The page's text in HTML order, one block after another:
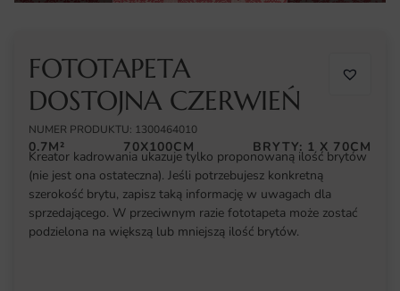
FOTOTAPETA
DOSTOJNA CZERWIEŃ
NUMER PRODUKTU: 1300464010
0.7M² 70X100CM BRYTY: 1 X 70CM
Kreator kadrowania ukazuje tylko proponowaną ilość brytów
(nie jest ona ostateczna). Jeśli potrzebujesz konkretną
szerokość brytu, zapisz taką informację w uwagach dla
sprzedającego. W przeciwnym razie fototapeta może zostać
podzielona na większą lub mniejszą ilość brytów.